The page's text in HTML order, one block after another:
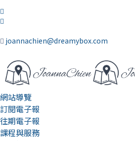
joannachien@dreamybox.com
網站導覽
訂閱電子報
往期電子報
課程與服務